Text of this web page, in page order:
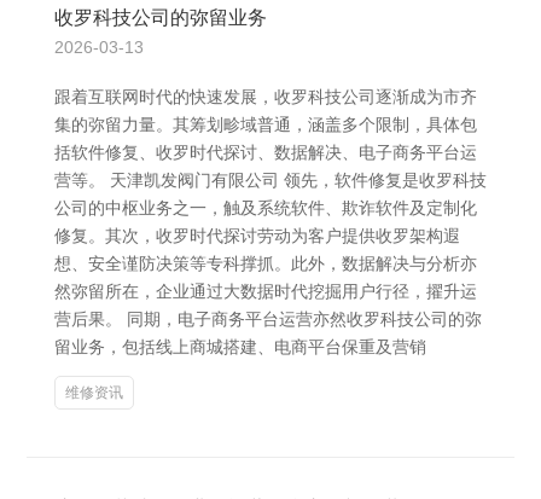
收罗科技公司的弥留业务
2026-03-13
跟着互联网时代的快速发展，收罗科技公司逐渐成为市齐
集的弥留力量。其筹划畛域普通，涵盖多个限制，具体包
括软件修复、收罗时代探讨、数据解决、电子商务平台运
营等。 天津凯发阀门有限公司 领先，软件修复是收罗科技
公司的中枢业务之一，触及系统软件、欺诈软件及定制化
修复。其次，收罗时代探讨劳动为客户提供收罗架构遐
想、安全谨防决策等专科撑抓。此外，数据解决与分析亦
然弥留所在，企业通过大数据时代挖掘用户行径，擢升运
营后果。 同期，电子商务平台运营亦然收罗科技公司的弥
留业务，包括线上商城搭建、电商平台保重及营销
维修资讯